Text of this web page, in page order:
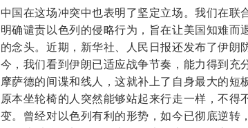
中国在这场冲突中也表明了坚定立场。我们在联
明确谴责以色列的侵略行为，旨在让美国知难而
的念头。近期，新华社、人民日报还发布了伊朗
今，我们看到伊朗已适应战争节奏，能力得到充
摩萨德的间谍和线人，这就补上了自身最大的短
原本坐轮椅的人突然能够站起来行走一样，不得
变。曾经对以色列有利的形势，如今已彻底逆转